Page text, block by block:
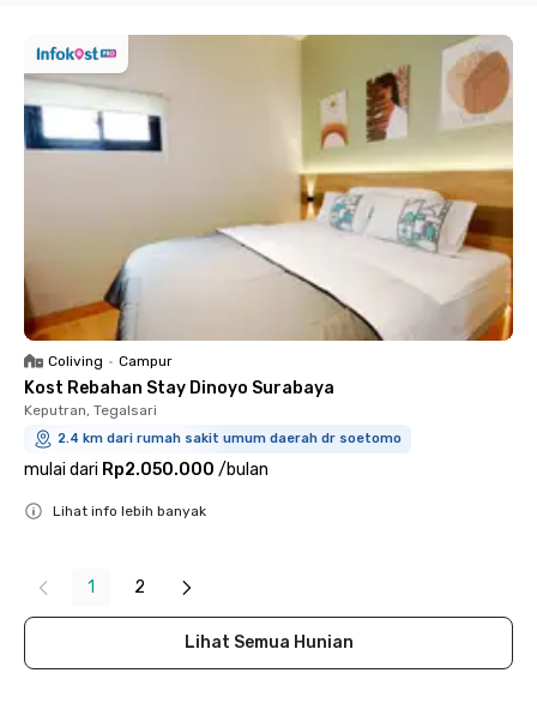
Coliving • Campur
Kost Rebahan Stay Dinoyo Surabaya
Keputran, Tegalsari
2.4 km dari rumah sakit umum daerah dr soetomo
mulai dari Rp2.050.000 /bulan
Lihat info lebih banyak
1 2
Lihat Semua Hunian